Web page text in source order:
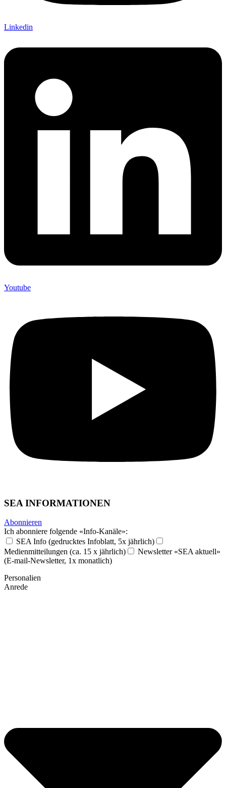
Linkedin
Youtube
SEA INFORMATIONEN
Abonnieren
Ich abonniere folgende «Info-Kanäle»:
SEA Info (gedrucktes Infoblatt, 5x jährlich)
Medienmitteilungen (ca. 15 x jährlich)
Newsletter «SEA aktuell»
(E-mail-Newsletter, 1x monatlich)
Personalien
Anrede